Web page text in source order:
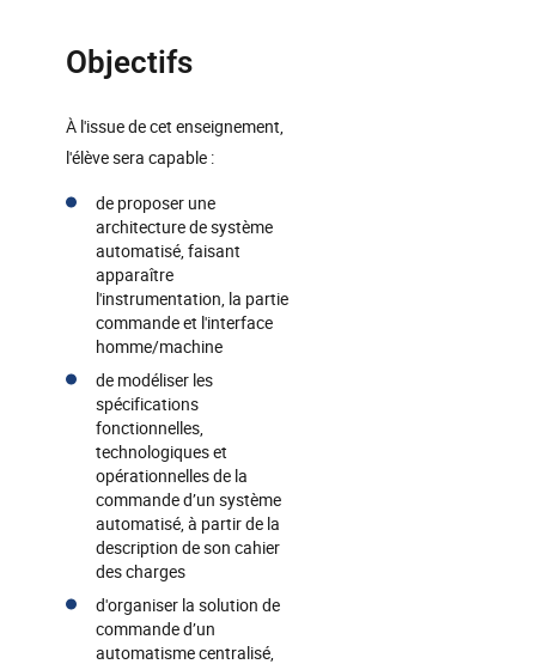
Objectifs
À l'issue de cet enseignement,
l'élève sera capable :
de proposer une
architecture de système
automatisé, faisant
apparaître
l'instrumentation, la partie
commande et l'interface
homme/machine
de modéliser les
spécifications
fonctionnelles,
technologiques et
opérationnelles de la
commande d’un système
automatisé, à partir de la
description de son cahier
des charges
d'organiser la solution de
commande d’un
automatisme centralisé,